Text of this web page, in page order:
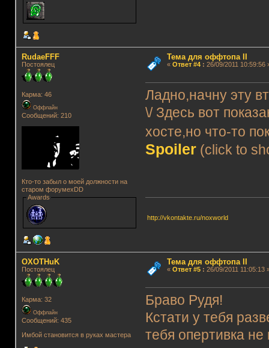
RudaeFFF
Постоялец
Карма: 46
Оффлайн
Сообщений: 210
Кто-то забыл о моей должности на
старом форумеxDD
Awards
Тема для оффтопа II
« Ответ #4: 26/09/2011 10:59:56
Ладно,начну эту
\/ Здесь вот
хосте,но что-то
Spoiler (click to
http://vkontakte.ru/noxworld
OXOTHuK
Постоялец
Карма: 32
Оффлайн
Сообщений: 435
Имбой становится в руках мастера
Тема для оффтопа II
« Ответ #5: 26/09/2011 11:05:13
Браво Рудя!
Кстати у тебя
тебя опертивка не